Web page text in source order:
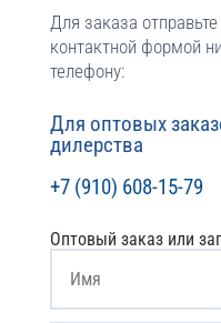
Для заказа
контактной формой
телефону:
Для оптовых
дилерства
+7 (910) 608-15-79
Оптовый заказ или